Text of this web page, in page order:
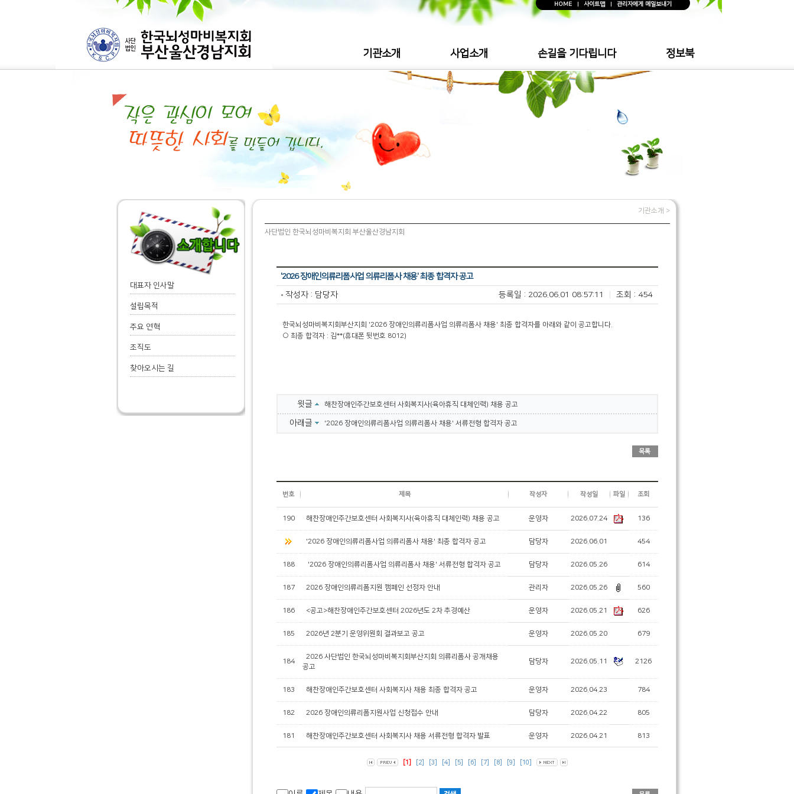
HOME 사이트맵 관리자에게 메일보내기
기관소개 사업소개 손길을 기다립니다 정보북
대표자 인사말
설립목적
주요 연혁
조직도
찾아오시는 길
기관소개 >
사단법인 한국뇌성마비복지회 부산울산경남지회
'2026 장애인의류리폼사업 의류리폼사 채용' 최종 합격자 공고
작성자 : 담당자
등록일 : 2026.06.01 08:57:11 조회 : 454
한국뇌성마비복지회부산지회 '2026 장애인의류리폼사업 의류리폼사 채용' 최종 합격자를 아래와 같이 공고합니다.
○ 최종 합격자 : 김*​*(휴대폰 뒷번호 8012) ​​​
윗글 해찬장애인주간보호센터 사회복지사(육아휴직 대체인력) 채용 공고
아래글 '2026 장애인의류리폼사업 의류리폼사 채용' 서류전형 합격자 공고
번호 제목 작성자 작성일 파일 조회
190 해찬장애인주간보호센터 사회복지사(육아휴직 대체인력) 채용 공고 운영자 2026.07.24 136
'2026 장애인의류리폼사업 의류리폼사 채용' 최종 합격자 공고 담당자 2026.06.01 454
188 '2026 장애인의류리폼사업 의류리폼사 채용' 서류전형 합격자 공고 담당자 2026.05.26 614
187 2026 장애인의류리폼지원 캠페인 선정자 안내 관리자 2026.05.26 560
186 <공고>해찬장애인주간보호센터 2026년도 2차 추경예산 운영자 2026.05.21 626
185 2026년 2분기 운영위원회 결과보고 공고 운영자 2026.05.20 679
184
2026 사단법인 한국뇌성마비복지회부산지회 의류리폼사 공개채용
공고
담당자 2026.05.11 2126
183 해찬장애인주간보호센터 사회복지사 채용 최종 합격자 공고 운영자 2026.04.23 784
182 2026 장애인의류리폼지원사업 신청접수 안내 담당자 2026.04.22 805
181 해찬장애인주간보호센터 사회복지사 채용 서류전형 합격자 발표 운영자 2026.04.21 813
[1] [2] [3] [4] [5] [6] [7] [8] [9] [10]